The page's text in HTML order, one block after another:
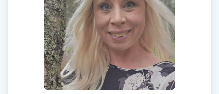
Face framing
Faceliftmassage
Fet hårbotten